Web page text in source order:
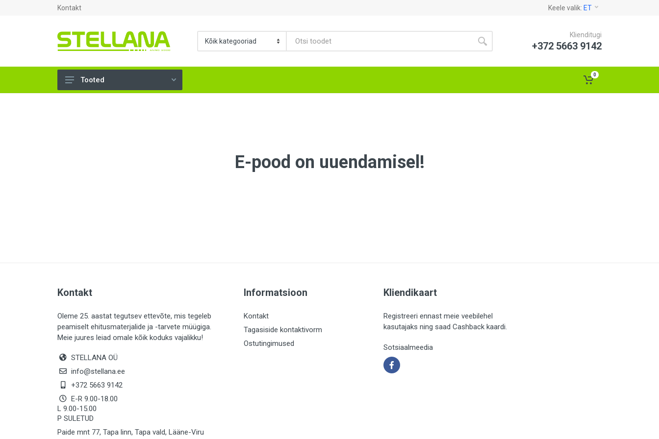
Kontakt Keele valik: ET
Klienditugi
+372 5663 9142
LIISTUD (183)
KIVID (31)
KATTED (132)
MAALRITARBED (1025)
SOOJUSTUS (16)
KEEMIA (220)
TÖÖRIIDED (117)
SAUN (8)
Tooted
0
E-pood on uuendamisel!
Kontakt
Oleme 25. aastat tegutsev ettevõte, mis tegeleb
peamiselt ehitusmaterjalide ja -tarvete müügiga.
Meie juures leiad omale kõik koduks vajalikku!
STELLANA OÜ
info@stellana.ee
+372 5663 9142
E-R 9.00-18.00
L 9.00-15.00
P SULETUD
Paide mnt 77, Tapa linn, Tapa vald, Lääne-Viru
Informatsioon
Kontakt
Tagasiside kontaktivorm
Ostutingimused
Kliendikaart
Registreeri ennast meie veebilehel
kasutajaks ning saad Cashback kaardi.
Sotsiaalmeedia